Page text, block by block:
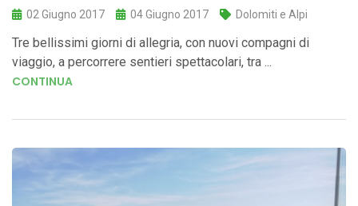
02 Giugno 2017 04 Giugno 2017 Dolomiti e Alpi
Tre bellissimi giorni di allegria, con nuovi compagni di
viaggio, a percorrere sentieri spettacolari, tra ...
CONTINUA